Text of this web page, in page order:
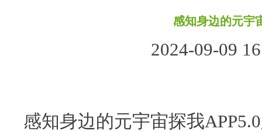
感知身边的元宇
2024-09-09
感知身边的元宇宙探我